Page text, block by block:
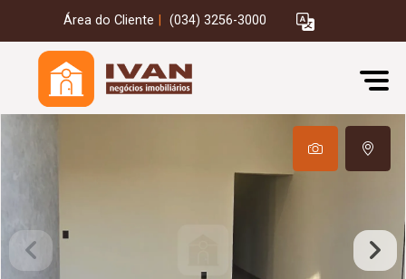
Área do Cliente (034) 3256-3000